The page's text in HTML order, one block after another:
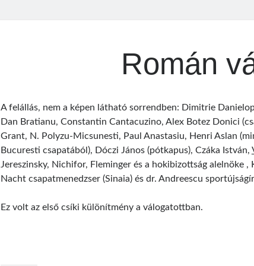
Román
A felállás, nem a képen látható sorrendben: Dimitrie
Dan Bratianu, Constantin Cantacuzino, Alex Botez Donici
Grant, N. Polyzu-Micsunesti, Paul Anastasiu, Henri Aslan
Bucuresti csapatából), Dóczi János (pótkapus), Czáka István,
Jereszinsky, Nichifor, Fleminger és a hokibizottság alelnöke
Nacht csapatmenedzser (Sinaia) és dr. Andreescu
Ez volt az első csíki különítmény a válogatottban.